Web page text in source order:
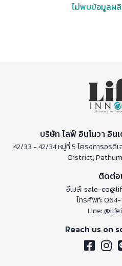
ไม่พบข้อมูลผ
บริษัท ไลฟ์ อินโนวา อิน
42/33 - 42/34 หมู่ที่ 5 โครงการอรดีเ
District, Pathum
ติดต่อ
อีเมล์:sale-
โทรศัพท์:064-
Line:
Reach us on